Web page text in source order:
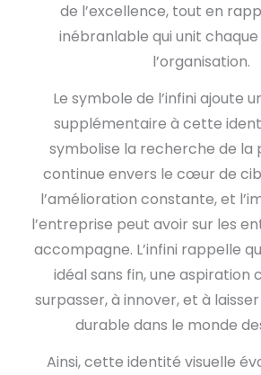
de l’excellence, tout en
inébranlable qui unit
l’organisation.
Le symbole de l’infini ajoute
supplémentaire à cette
symbolise la recherche de
continue envers le cœur de
l’amélioration constante, et
l’entreprise peut avoir sur les
accompagne. L’infini rappelle
idéal sans fin, une aspiration
surpasser, à innover, et à
durable dans le monde
Ainsi, cette identité visuelle